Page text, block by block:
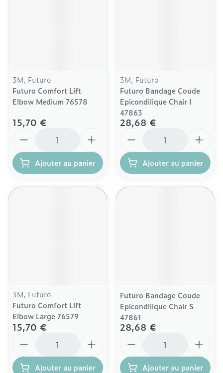
3M, Futuro
Futuro Comfort Lift
Elbow Medium 76578
15,70 €
Ajouter au panier
3M, Futuro
Futuro Bandage Coude
Epicondilique Chair l
47863
28,68 €
Ajouter au panier
3M, Futuro
Futuro Comfort Lift
Elbow Large 76579
15,70 €
Ajouter au panier
Futuro Bandage Coude
Epicondilique Chair S
47861
28,68 €
Ajouter au panier